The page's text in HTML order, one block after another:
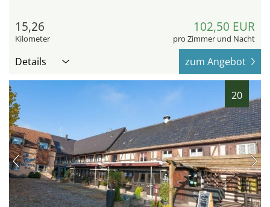
15,26
Kilometer
102,50 EUR
pro Zimmer und Nacht
Details zum Angebot
20